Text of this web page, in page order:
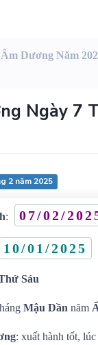
Dương Năm
Ngày 7
2 năm 2025
: 07/02/
10/01/2025
Sáu
Mậu Dần năm
: xuất hành tốt,